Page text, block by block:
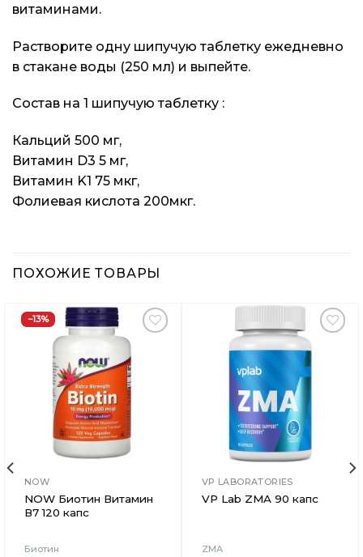
витаминами.
Растворите одну шипучую таблетку ежедневно
в стакане воды (250 мл) и выпейте.
Состав на 1 шипучую таблетку :
Кальций 500 мг,
Витамин D3 5 мг,
Витамин K1 75 мкг,
Фолиевая кислота 200мкг.
ПОХОЖИЕ ТОВАРЫ
−13%
Добавить
Вишлист
NOW
NOW Биотин Витамин
В7 120 капс
Биотин
Добавить
Вишлист
VP LABORATORIES
VP Lab ZMA 90 капс
ZMA